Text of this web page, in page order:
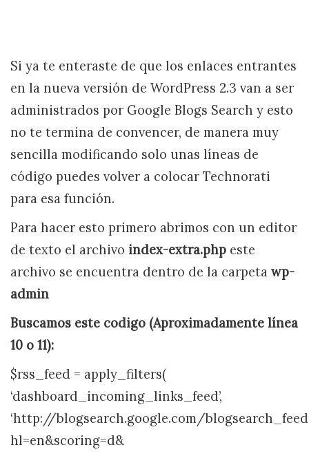
Si ya te enteraste de que los enlaces entrantes
en la nueva versión de WordPress 2.3 van a ser
administrados por Google Blogs Search y esto
no te termina de convencer, de manera muy
sencilla modificando solo unas líneas de
código puedes volver a colocar Technorati
para esa función.
Para hacer esto primero abrimos con un editor
de texto el archivo index-extra.php este
archivo se encuentra dentro de la carpeta wp-
admin
Buscamos este codigo (Aproximadamente línea
10 o 11):
$rss_feed = apply_filters(
‘dashboard_incoming_links_feed’,
‘http://blogsearch.google.com/
hl=en&scoring=d&